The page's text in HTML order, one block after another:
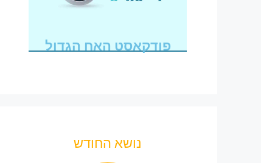
פודקאסט האח הגדול
נושא החודש